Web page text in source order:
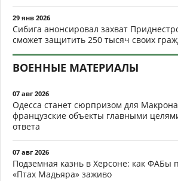
29 янв 2026
Сибига анонсировал захват
сможет защитить 250 тысяч своих
ВОЕННЫЕ МАТЕРИАЛЫ
07 авг 2026
Одесса станет сюрпризом для
французские объекты главными
ответа
07 авг 2026
Подземная казнь в Херсоне: как ФАБы
«Птах Мадьяра» заживо